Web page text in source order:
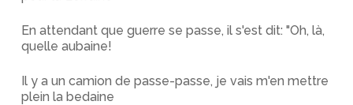
En attendant que guerre se passe, il s'est dit: "Oh, là,
quelle aubaine!
Il y a un camion de passe-passe, je vais m'en mettre
plein la bedaine